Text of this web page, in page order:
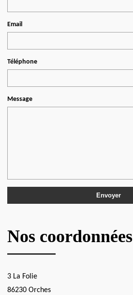
Email
Téléphone
Message
Nos coordonnées
3 La Folie
86230 Orches